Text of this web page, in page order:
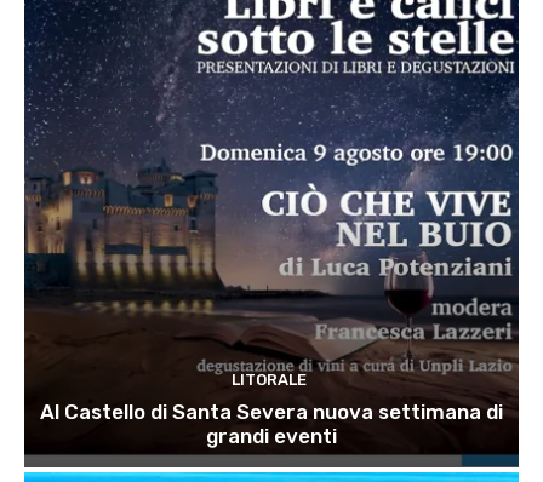
LITORALE
Al Castello di Santa Severa nuova settimana di
grandi eventi